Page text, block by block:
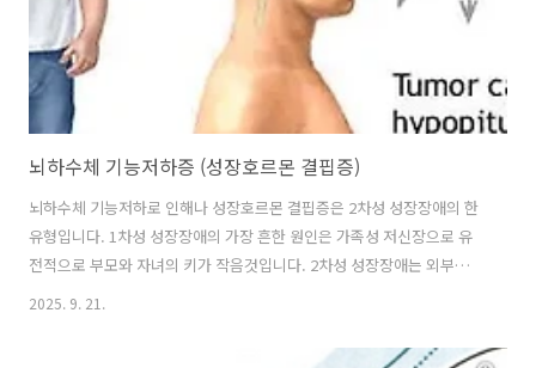
뇌하수체 기능저하증 (성장호르몬 결핍증)
뇌하수체 기능저하로 인해나 성장호르몬 결핍증은 2차성 성장장애의 한
유형입니다. 1차성 성장장애의 가장 흔한 원인은 가족성 저신장으로 유
전적으로 부모와 자녀의 키가 작음것입니다. 2차성 성장장애는 외부요인
에 의한 성장장애로, 가장흔한 원인은 체질성(특발성) 성장 지연으로, 원
결핍은 뇌하수체 이상으로 인해 성장호르몬 분비가 안되면서, 성장이 떨
2025. 9. 21.